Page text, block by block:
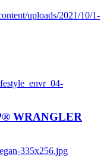
uploads/2021/10/1-
WRANGLER
335x256.jpg